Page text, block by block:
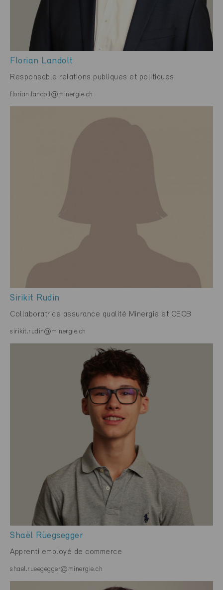
Florian Landolt
Responsable relations publiques et politiques
florian.landolt@minergie.ch
Sirikit Rudin
Collaboratrice assurance qualité Minergie et CECB
sirikit.rudin@minergie.ch
Shaël Rüegsegger
Apprenti employé de commerce
shael.rueegegger@minergie.ch